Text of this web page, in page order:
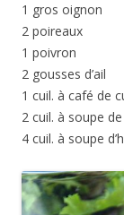
1 gros oignon
2 poireaux
1 poivron
2 gousses d’ail
1 cuil. à café de
2 cuil. à soupe
4 cuil. à soupe